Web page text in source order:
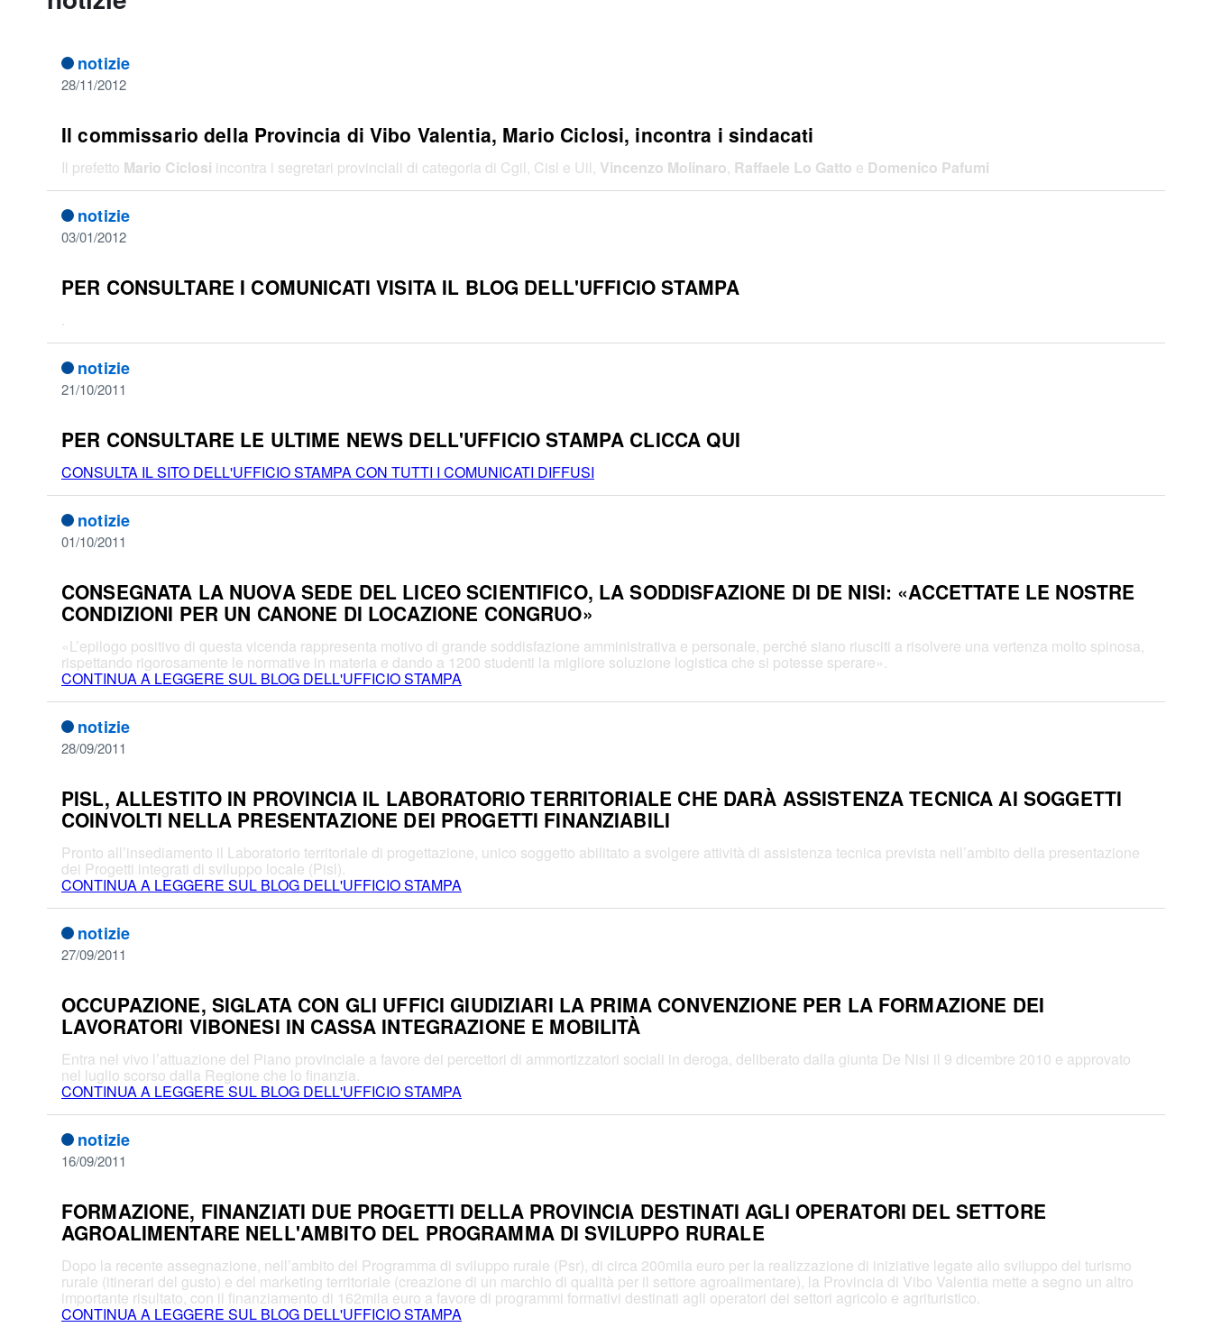
notizie
28/11/2012
Il commissario della Provincia di Vibo Valentia, Mario Ciclosi, incontra i sindacati
Il prefetto Mario Ciclosi incontra i segretari provinciali di categoria di Cgil, Cisl e Uil, Vincenzo Molinaro, Raffaele Lo Gatto e Domenico Pafumi
notizie
03/01/2012
PER CONSULTARE I COMUNICATI VISITA IL BLOG DELL'UFFICIO STAMPA
.
notizie
21/10/2011
PER CONSULTARE LE ULTIME NEWS DELL'UFFICIO STAMPA CLICCA QUI
CONSULTA IL SITO DELL'UFFICIO STAMPA CON TUTTI I COMUNICATI DIFFUSI
notizie
01/10/2011
CONSEGNATA LA NUOVA SEDE DEL LICEO SCIENTIFICO, LA SODDISFAZIONE DI DE NISI: «ACCETTATE LE NOSTRE
CONDIZIONI PER UN CANONE DI LOCAZIONE CONGRUO»
«L’epilogo positivo di questa vicenda rappresenta motivo di grande soddisfazione amministrativa e personale, perché siano riusciti a risolvere una vertenza molto spinosa,
rispettando rigorosamente le normative in materia e dando a 1200 studenti la migliore soluzione logistica che si potesse sperare».
CONTINUA A LEGGERE SUL BLOG DELL'UFFICIO STAMPA
notizie
28/09/2011
PISL, ALLESTITO IN PROVINCIA IL LABORATORIO TERRITORIALE CHE DARÀ ASSISTENZA TECNICA AI SOGGETTI
COINVOLTI NELLA PRESENTAZIONE DEI PROGETTI FINANZIABILI
Pronto all’insediamento il Laboratorio territoriale di progettazione, unico soggetto abilitato a svolgere attività di assistenza tecnica prevista nell’ambito della presentazione
dei Progetti integrati di sviluppo locale (Pisl).
CONTINUA A LEGGERE SUL BLOG DELL'UFFICIO STAMPA
notizie
27/09/2011
OCCUPAZIONE, SIGLATA CON GLI UFFICI GIUDIZIARI LA PRIMA CONVENZIONE PER LA FORMAZIONE DEI
LAVORATORI VIBONESI IN CASSA INTEGRAZIONE E MOBILITÀ
Entra nel vivo l’attuazione del Piano provinciale a favore dei percettori di ammortizzatori sociali in deroga, deliberato dalla giunta De Nisi il 9 dicembre 2010 e approvato
nel luglio scorso dalla Regione che lo finanzia.
CONTINUA A LEGGERE SUL BLOG DELL'UFFICIO STAMPA
notizie
16/09/2011
FORMAZIONE, FINANZIATI DUE PROGETTI DELLA PROVINCIA DESTINATI AGLI OPERATORI DEL SETTORE
AGROALIMENTARE NELL'AMBITO DEL PROGRAMMA DI SVILUPPO RURALE
Dopo la recente assegnazione, nell’ambito del Programma di sviluppo rurale (Psr), di circa 200mila euro per la realizzazione di iniziative legate allo sviluppo del turismo
rurale (itinerari del gusto) e del marketing territoriale (creazione di un marchio di qualità per il settore agroalimentare), la Provincia di Vibo Valentia mette a segno un altro
importante risultato, con il finanziamento di 162mila euro a favore di programmi formativi destinati agli operatori dei settori agricolo e agrituristico.
CONTINUA A LEGGERE SUL BLOG DELL'UFFICIO STAMPA